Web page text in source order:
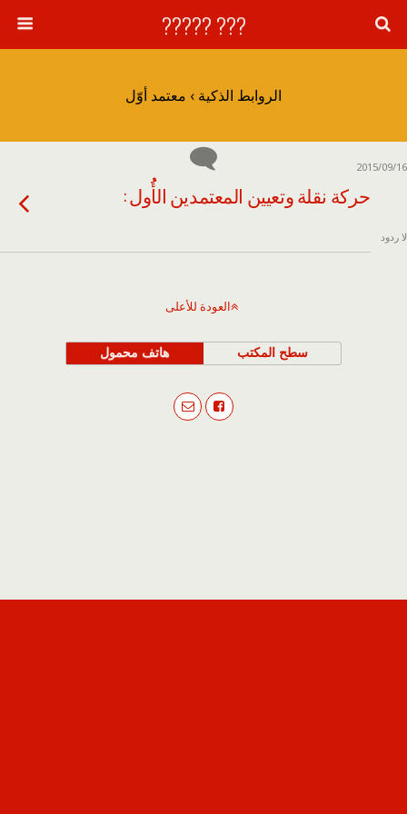
??? ?????
الروابط الذكية › معتمد أوّل
2015/09/16
حركة نقلة وتعيين المعتمدين الأُُول :
لا ردود
العودة للأعلى
هاتف محمول سطح المكتب